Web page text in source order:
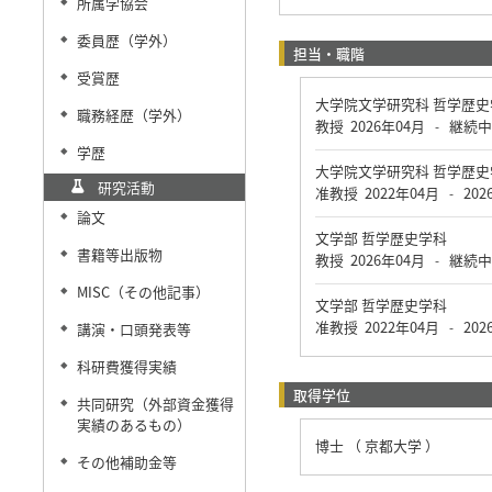
◆ 委員歴（学外）
◆ 受賞歴
◆ 職務経歴（学外）
◆
学歴
研究活動
◆ 論文
◆ 書籍等出版物
◆ MISC（その他記事）
◆ 講演・口頭発表等
◆ 科研費獲得実績
◆
共同研究（外部資金獲得
実績のあるもの）
◆
その他補助金等
担当・職階
大学院文学研究科 哲学歴
教授 2026年04月 - 継続中
大学院文学研究科 哲学歴
准教授 2022年04月 -
文学部 哲学歴史学科
教授 2026年04月 - 継続中
文学部 哲学歴史学科
准教授 2022年04月 -
取得学位
博士 （ 京都大学 ）